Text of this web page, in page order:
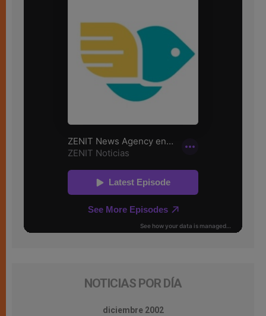
NOTICIAS POR DÍA
diciembre 2002